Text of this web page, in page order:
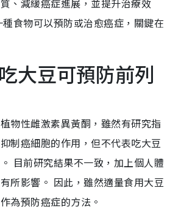
、減緩癌症進展，並提升治療效
食物可以預防或治愈癌症，關鍵在
大豆可預防前列
物性雌激素異黃酮，雖然有研究指
制癌細胞的作用，但不代表吃大豆
目前研究結果不一致，加上個人體
所影響。 因此，雖然適量食用大豆
為預防癌症的方法。